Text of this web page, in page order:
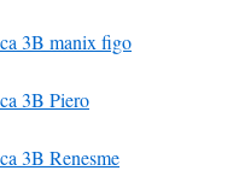
3B manix figo
3B Piero
3B Renesme